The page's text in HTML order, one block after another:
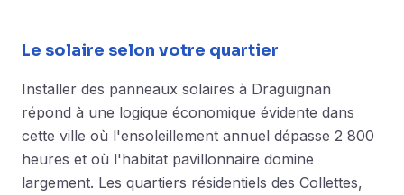
Le solaire selon votre quartier
Installer des panneaux solaires à Draguignan
répond à une logique économique évidente dans
cette ville où l'ensoleillement annuel dépasse 2 800
heures et où l'habitat pavillonnaire domine
largement. Les quartiers résidentiels des Collettes,